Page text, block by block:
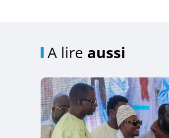
A lire aussi